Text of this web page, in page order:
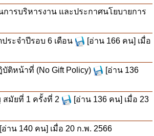
ารบริหารงาน และประกาศนโยบายการ
ระจำปีรอบ 6 เดือน
[อ่าน 166 คน] เมื่อ
ติหน้าที่ (No Gift Policy)
[อ่าน 136
มัยที่ 1 ครั้งที่ 2
[อ่าน 136 คน] เมื่อ 23
[อ่าน 140 คน] เมื่อ 20 ก.พ. 2566